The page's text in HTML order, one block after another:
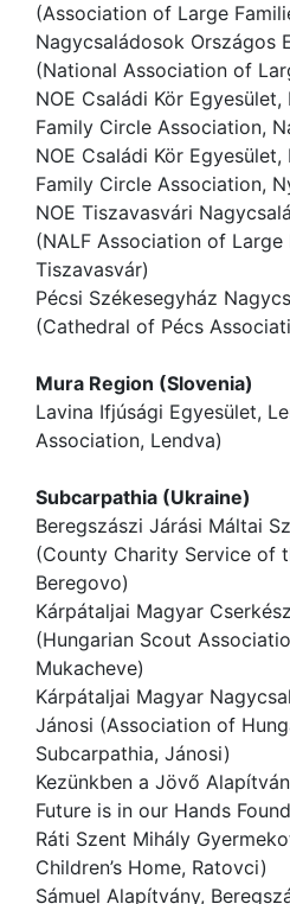
(Association of Large
Nagycsaládosok Országos
(National Association of
NOE Családi Kör
Family Circle Association,
NOE Családi Kör
Family Circle Association,
NOE Tiszavasvári
(NALF Association of Large
Tiszavasvár)
Pécsi Székesegyház
(Cathedral of Pécs
Mura Region (Slovenia)
Lavina Ifjúsági Egyesület,
Association, Lendva)
Subcarpathia (Ukraine)
Beregszászi Járási Máltai
(County Charity Service of
Beregovo)
Kárpátaljai Magyar
(Hungarian Scout
Mukacheve)
Kárpátaljai Magyar
Jánosi (Association of
Subcarpathia, Jánosi)
Kezünkben a Jövő
Future is in our Hands
Ráti Szent Mihály
Children’s Home, Ratovci)
Sámuel Alapítvány,